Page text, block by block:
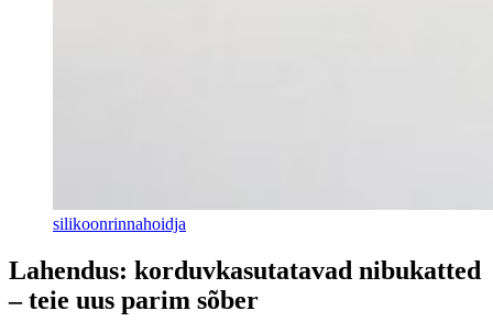
silikoonrinnahoidja
Lahendus: korduvkasutatavad nibukatted
– teie uus parim sõber